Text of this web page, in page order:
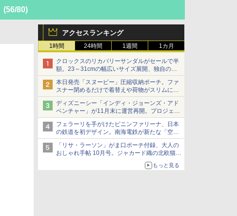
(56/80)
アクセスランキング
1時間 24時間 1週間 1カ月
クロックスのリカバリーサンダルがセールで半
額。23～31cmの幅広いサイズ展開、独自のク
ッション素材を採用
本日発売「スヌーピー」圧縮収納ポーチ。ファ
スナー閉めるだけで着替えや荷物がスリムにま
とまる
ディズニーシー「インディ・ジョーンズ・アド
ベンチャー」が11月末に運営再開。プロジェク
ションマッピングを追加、DPAは1500円
フェラーリを手がけたピニンファリーナ、日本
の鉄道を初デザイン。南海電鉄が新たな「空港
特急」をなにわ筋線へ導入
「リサ・ラーソン」がま口ポーチ付録、大人の
おしゃれ手帖 10月号。ジャカード織の北欧猫デ
もっと見る